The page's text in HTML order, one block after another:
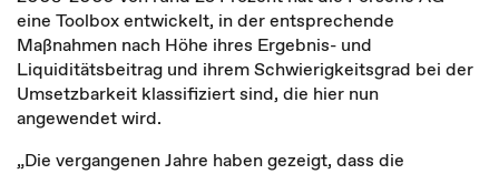
eine Toolbox entwickelt, in der entsprechende
Maßnahmen nach Höhe ihres Ergebnis- und
Liquiditätsbeitrag und ihrem Schwierigkeitsgrad bei der
Umsetzbarkeit klassifiziert sind, die hier nun
angewendet wird.
„Die vergangenen Jahre haben gezeigt, dass die